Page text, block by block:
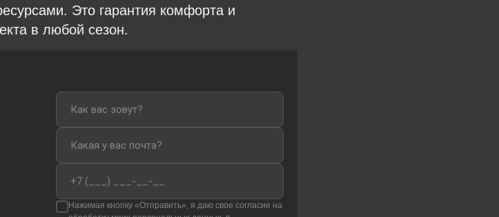
Это гарантия комфорта и
в любой сезон.
Нажимая кнопку «Отправить», я даю свое согласие на